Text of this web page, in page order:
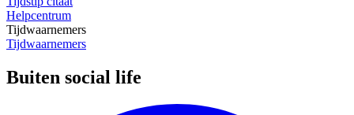
Helpcentrum
Tijdwaarnemers
Tijdwaarnemers
Buiten social life